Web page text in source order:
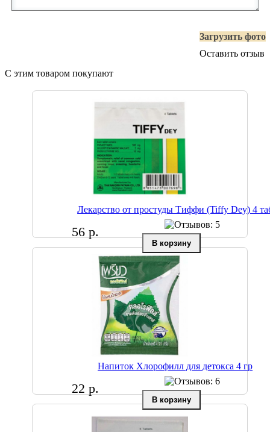
Загрузить фото
Оставить отзыв
С этим товаром покупают
Лекарство от простуды Тиффи (Tiffy Dey) 4
56 р.
Напиток Хлорофилл для детокса 4 гр
22 р.